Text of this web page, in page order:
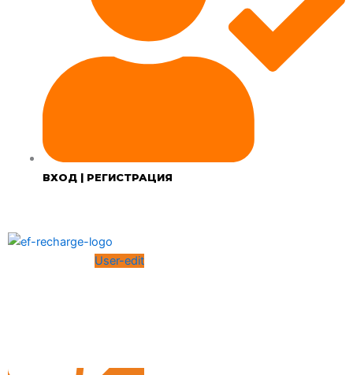
ВХОД | РЕГИСТРАЦИЯ
User-edit